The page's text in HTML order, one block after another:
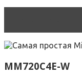
MM720C4E-W